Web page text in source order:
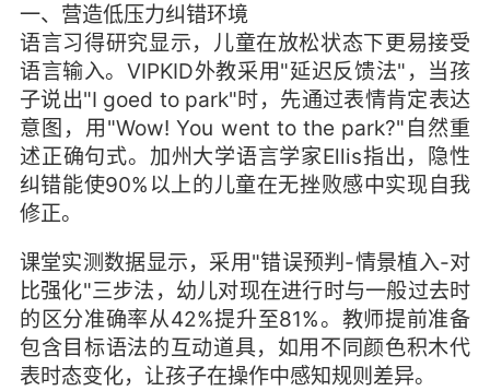
一、营造低压力纠错环境
语言习得研究显示，儿童在放松状态下更易接受
语言输入。VIPKID外教采用"延迟反馈法"，当孩
子说出"I goed to park"时，先通过表情肯定表达
意图，用"Wow! You went to the park?"自然重
述正确句式。加州大学语言学家Ellis指出，隐性
纠错能使90%以上的儿童在无挫败感中实现自我
修正。
课堂实测数据显示，采用"错误预判-情景植入-对
比强化"三步法，幼儿对现在进行时与一般过去时
的区分准确率从42%提升至81%。教师提前准备
包含目标语法的互动道具，如用不同颜色积木代
表时态变化，让孩子在操作中感知规则差异。